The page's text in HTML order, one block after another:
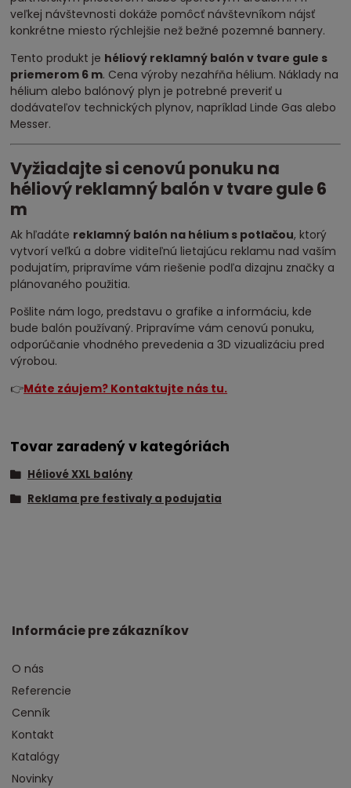
veľkej návštevnosti dokáže pomôcť návštevníkom nájsť
konkrétne miesto rýchlejšie než bežné pozemné bannery.
Tento produkt je héliový reklamný balón v tvare gule s
priemerom 6 m. Cena výroby nezahŕňa hélium. Náklady na
hélium alebo balónový plyn je potrebné preveriť u
dodávateľov technických plynov, napríklad Linde Gas alebo
Messer.
Vyžiadajte si cenovú ponuku na
héliový reklamný balón v tvare gule 6
m
Ak hľadáte reklamný balón na hélium s potlačou, ktorý
vytvorí veľkú a dobre viditeľnú lietajúcu reklamu nad vaším
podujatím, pripravíme vám riešenie podľa dizajnu značky a
plánovaného použitia.
Pošlite nám logo, predstavu o grafike a informáciu, kde
bude balón používaný. Pripravíme vám cenovú ponuku,
odporúčanie vhodného prevedenia a 3D vizualizáciu pred
výrobou.
👉Máte záujem? Kontaktujte nás tu.
Tovar zaradený v kategóriách
Héliové XXL balóny
Reklama pre festivaly a podujatia
Informácie pre zákazníkov
O nás
Referencie
Cenník
Kontakt
Katalógy
Novinky